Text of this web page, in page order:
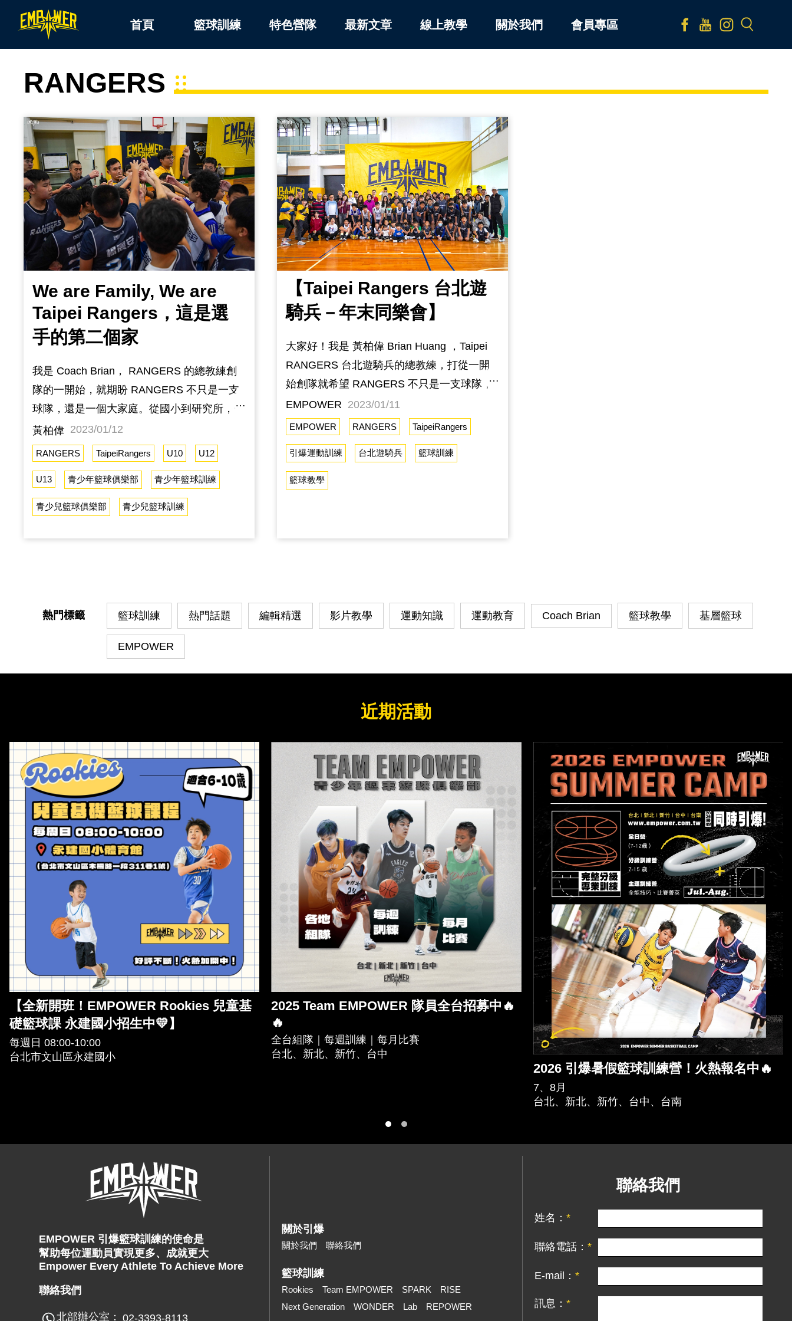
首頁 籃球訓練 特色營隊 最新文章 線上教學 關於我們 會員專區
RANGERS
We are Family, We are
Taipei Rangers，這是選
手的第二個家
我是 Coach Brian， RANGERS 的總教練創
隊的一開始，就期盼 RANGERS 不只是一支
球隊，還是一個大家庭。從國小到研究所，一
路以來都在團體中成長茁壯，跟大家的感情，
保持到現在，遇到困難時，他們會適時跳出來
給予鼓勵，獲得殊榮時，他們會默默的替你開
心，如同家人一般，互相照顧，互相競爭，一
起為共同目標努力，這份情感，就是籃球帶來
U10、U12、U13 RANGERS 不同年齡層的
黃柏偉 2023/01/12
RANGERS TaipeiRangers U10 U12
U13 青少年籃球俱樂部 青少年籃球訓練
青少兒籃球俱樂部 青少兒籃球訓練
【Taipei Rangers 台北遊
騎兵－年末同樂會】
大家好！我是 黃柏偉 Brian Huang ，Taipei
RANGERS 台北遊騎兵的總教練，打從一開
始創隊就希望 RANGERS 不只是一支球隊，
還是一個大家庭。從國小到研究所，一路以來
都在團體中成長茁壯，跟大家的感情，保持到
勵，獲得殊榮時，他們會默默的替你開心，如
同家人一般，互相照顧，互相競爭，一起為共
EMPOWER 2023/01/11
EMPOWER RANGERS TaipeiRangers
引爆運動訓練 台北遊騎兵 籃球訓練
籃球教學
熱門標籤 籃球訓練 熱門話題 編輯精選 影片教學 運動知識 運動教育 Coach Brian 籃球教學 基層籃球
EMPOWER
近期活動
【全新開班！EMPOWER Rookies 兒童基
礎籃球課 永建國小招生中💛】
每週日 08:00-10:00
台北市文山區永建國小
2025 Team EMPOWER 隊員全台招募中🔥
🔥
全台組隊｜每週訓練｜每月比賽
台北、新北、新竹、台中
2026 引爆暑假籃球訓練營！火熱報名中🔥
7、8月
台北、新北、新竹、台中、台南
EMPOWER 引爆籃球訓練的使命是
幫助每位運動員實現更多、成就更大
Empower Every Athlete To Achieve More
聯絡我們
北部辦公室： 02-3393-8113
關於引爆
關於我們 聯絡我們
籃球訓練
Rookies Team EMPOWER SPARK
RISE
Next Generation
WONDER Lab REPOWER
聯絡我們
姓名：
聯絡電話：
E-mail：
訊息：